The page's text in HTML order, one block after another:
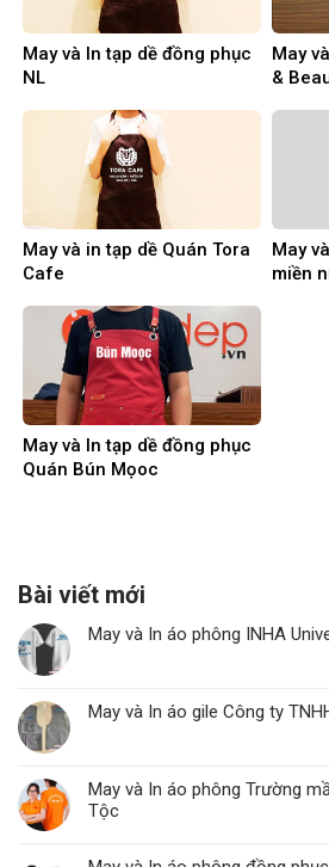
May và In tạp dề đồng phục
NL
May
&
May và in tạp dề Quán Tora
Cafe
May
miền
May và In tạp dề đồng phục
Quán Bún Mọoc
Bài viết mới
May và In áo phông INHA
May và In áo gile Công ty
May và In áo phông Trường
Tộc